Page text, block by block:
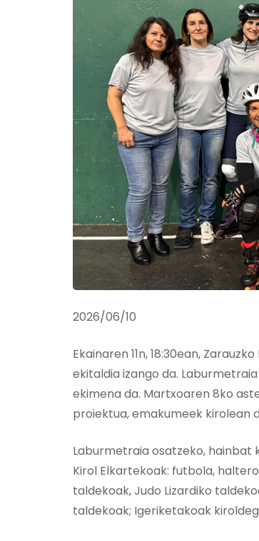
2026/06/10
Ekainaren 11n, 18:30ean,
ekitaldia izango da.
ekimena da. Martxoaren 8ko
proiektua, emakumeek kirolean
Laburmetraia osatzeko,
Kirol Elkartekoak: futbola,
taldekoak, Judo Lizardiko
taldekoak; Igeriketakoak